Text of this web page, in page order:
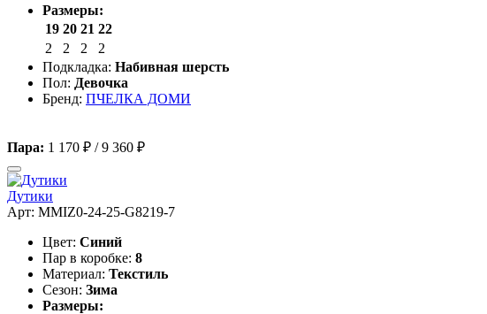
Размеры:
19 20 21 22
2
2 2
2
Подкладка: Набивная шерсть
Пол: Девочка
Бренд: ПЧЕЛКА ДОМИ
Пара: 1 170 ₽ /9 360 ₽
Дутики
Арт: MMIZ0-24-25-G8219-7
Цвет: Синий
Пар в коробке: 8
Материал: Текстиль
Сезон: Зима
Размеры: